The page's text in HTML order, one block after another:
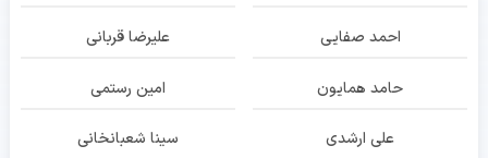
احمد صفایی علیرضا قربانی
حامد همایون امین رستمی
علی ارشدی سینا شعبانخانی